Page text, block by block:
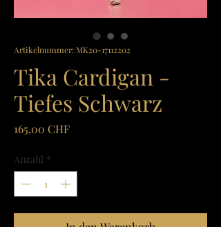
Artikelnummer: MK20-17112202
Tika Cardigan -
Tiefes Schwarz
165,00 CHFPreis
Anzahl *